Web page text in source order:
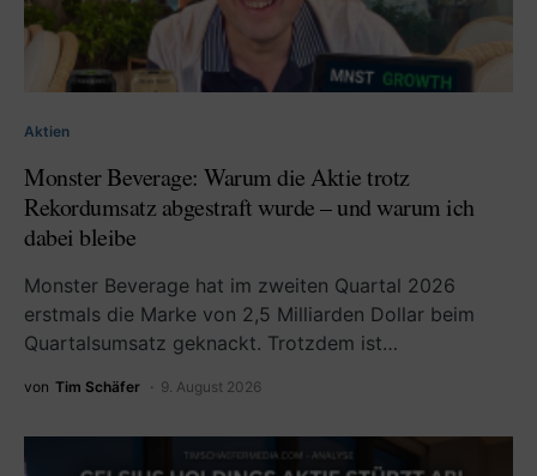
Aktien
Monster Beverage: Warum die Aktie trotz
Rekordumsatz abgestraft wurde – und warum ich
dabei bleibe
Monster Beverage hat im zweiten Quartal 2026
erstmals die Marke von 2,5 Milliarden Dollar beim
Quartalsumsatz geknackt. Trotzdem ist…
von Tim Schäfer 9. August 2026